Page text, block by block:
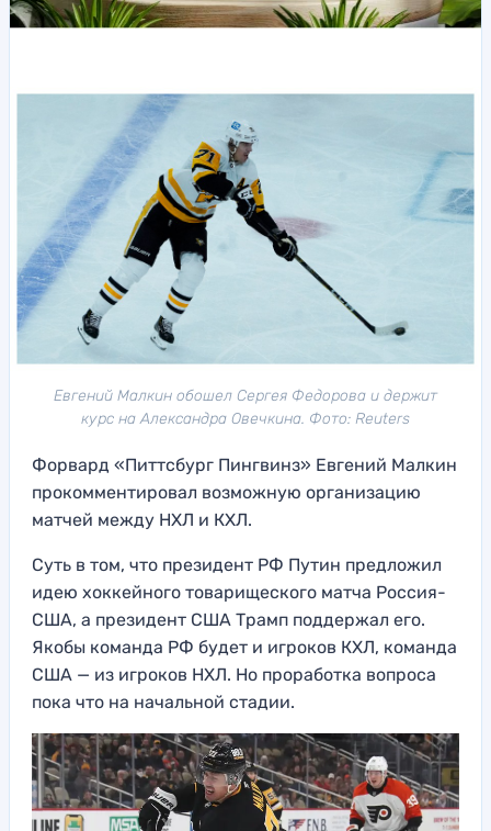
Евгений Малкин обошел Сергея Федорова и держит
курс на Александра Овечкина. Фото: Reuters
Форвард «Питтсбург Пингвинз» Евгений Малкин
прокомментировал возможную организацию
матчей между НХЛ и КХЛ.
Суть в том, что президент РФ Путин предложил
идею хоккейного товарищеского матча Россия-
США, а президент США Трамп поддержал его.
Якобы команда РФ будет и игроков КХЛ, команда
США — из игроков НХЛ. Но проработка вопроса
пока что на начальной стадии.